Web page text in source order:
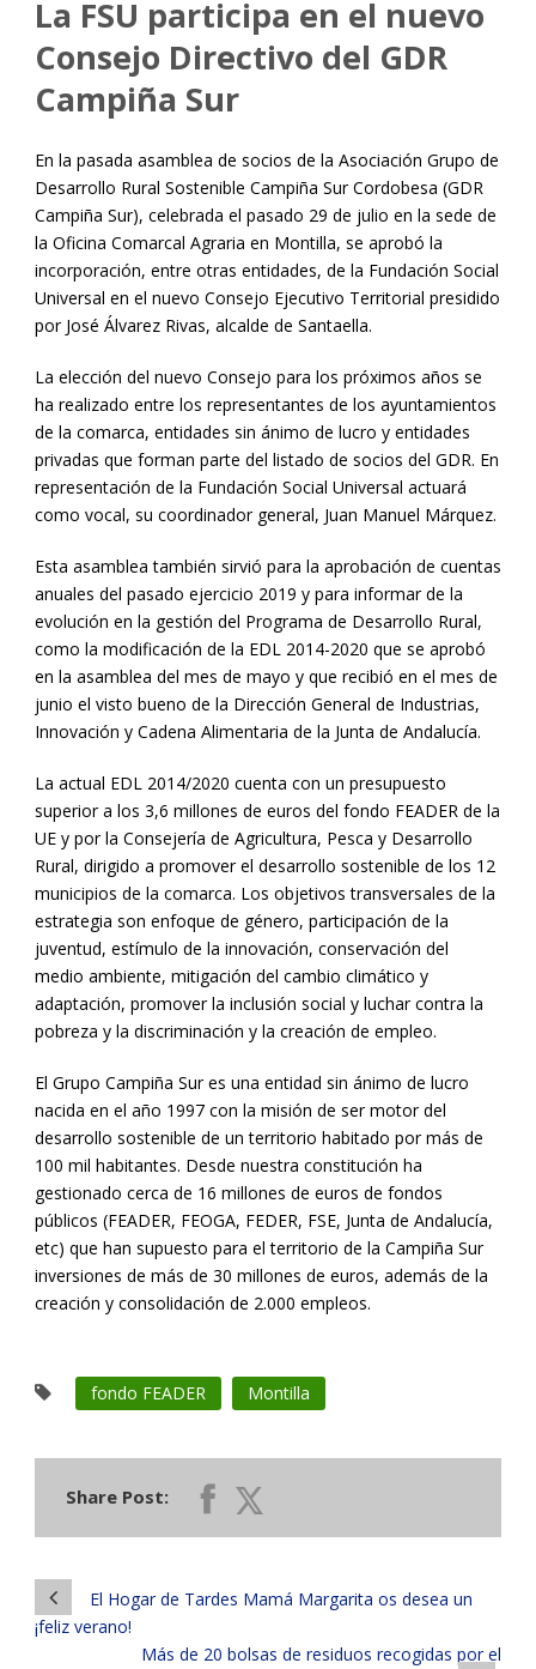
La FSU participa en el nuevo
Consejo Directivo del GDR
Campiña Sur
En la pasada asamblea de socios de la Asociación Grupo de
Desarrollo Rural Sostenible Campiña Sur Cordobesa (GDR
Campiña Sur), celebrada el pasado 29 de julio en la sede de
la Oficina Comarcal Agraria en Montilla, se aprobó la
incorporación, entre otras entidades, de la Fundación Social
Universal en el nuevo Consejo Ejecutivo Territorial presidido
por José Álvarez Rivas, alcalde de Santaella.
La elección del nuevo Consejo para los próximos años se
ha realizado entre los representantes de los ayuntamientos
de la comarca, entidades sin ánimo de lucro y entidades
privadas que forman parte del listado de socios del GDR. En
representación de la Fundación Social Universal actuará
como vocal, su coordinador general, Juan Manuel Márquez.
Esta asamblea también sirvió para la aprobación de cuentas
anuales del pasado ejercicio 2019 y para informar de la
evolución en la gestión del Programa de Desarrollo Rural,
como la modificación de la EDL 2014-2020 que se aprobó
en la asamblea del mes de mayo y que recibió en el mes de
junio el visto bueno de la Dirección General de Industrias,
Innovación y Cadena Alimentaria de la Junta de Andalucía.
La actual EDL 2014/2020 cuenta con un presupuesto
superior a los 3,6 millones de euros del fondo FEADER de la
UE y por la Consejería de Agricultura, Pesca y Desarrollo
Rural, dirigido a promover el desarrollo sostenible de los 12
municipios de la comarca. Los objetivos transversales de la
estrategia son enfoque de género, participación de la
juventud, estímulo de la innovación, conservación del
medio ambiente, mitigación del cambio climático y
adaptación, promover la inclusión social y luchar contra la
pobreza y la discriminación y la creación de empleo.
El Grupo Campiña Sur es una entidad sin ánimo de lucro
nacida en el año 1997 con la misión de ser motor del
desarrollo sostenible de un territorio habitado por más de
100 mil habitantes. Desde nuestra constitución ha
gestionado cerca de 16 millones de euros de fondos
públicos (FEADER, FEOGA, FEDER, FSE, Junta de Andalucía,
etc) que han supuesto para el territorio de la Campiña Sur
inversiones de más de 30 millones de euros, además de la
creación y consolidación de 2.000 empleos.
fondo FEADER Montilla
Share Post:
El Hogar de Tardes Mamá Margarita os desea un
¡feliz verano!
Más de 20 bolsas de residuos recogidas por el